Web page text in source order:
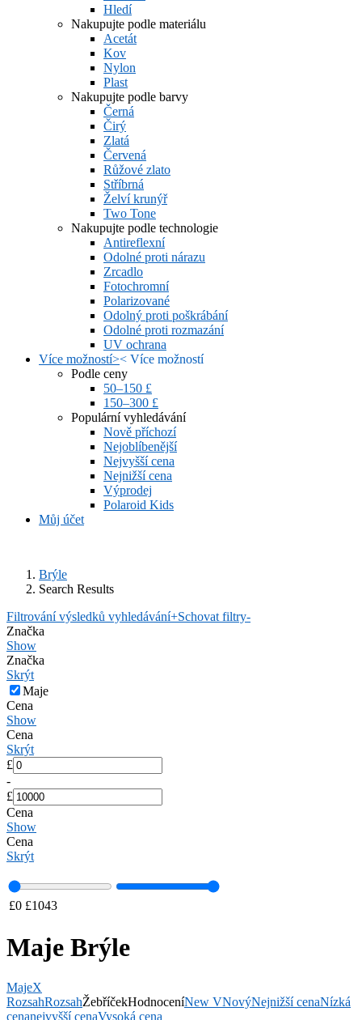
Hledí
Nakupujte podle materiálu
Acetát
Kov
Nylon
Plast
Nakupujte podle barvy
Černá
Čirý
Zlatá
Červená
Růžové zlato
Stříbrná
Želví krunýř
Two Tone
Nakupujte podle technologie
Antireflexní
Odolné proti nárazu
Zrcadlo
Fotochromní
Polarizované
Odolný proti poškrábání
Odolné proti rozmazání
UV ochrana
Více možností>< Více možností
Podle ceny
50–150 £
150–300 £
Populární vyhledávání
Nově příchozí
Nejoblíbenější
Nejvyšší cena
Nejnižší cena
Výprodej
Polaroid Kids
Můj účet
Brýle
Search Results
Filtrování výsledků vyhledávání+Schovat filtry-
Značka
Show
Značka
Skrýt
Maje
Cena
Show
Cena
Skrýt
£
-
£
Cena
Show
Cena
Skrýt
£0 £1043
Maje Brýle
MajeX
RozsahRozsahŽebříčekHodnoceníNew VNovýNejnižší cenaNízká
cenanejvyšší cenaVysoká cena